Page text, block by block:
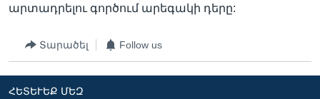
արտադրելու գործում արեգակի դերը:
Տարածել Follow us
ՀԵՏԵՒԵՔ ՄԵԶ